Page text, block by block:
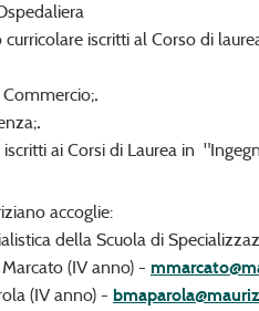
iscritti al Corso di
.
.
ai Corsi di Laurea in
accoglie:
della Scuola di
(IV anno) -
(IV anno) -